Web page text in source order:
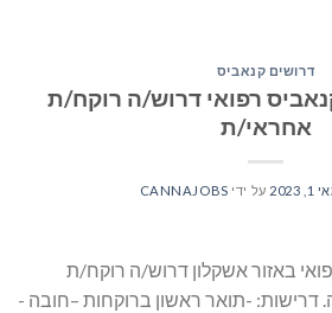
דרושים קנאביס
רפואי דרוש/ה רוקח/ת
אחראי/ת
2023 על ידי CANNAJOBS
באזור אשקלון דרוש/ה רוקח/ת
-תואר ראשון ברוקחות –חובה -